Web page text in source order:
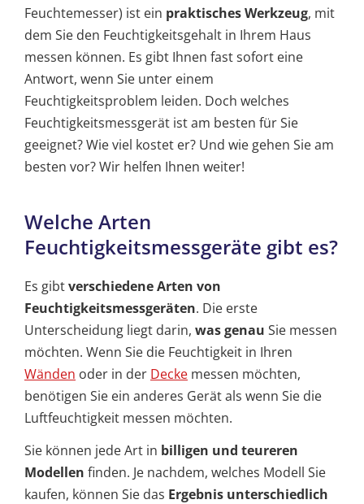
Feuchtemesser) ist ein praktisches Werkzeug, mit
dem Sie den Feuchtigkeitsgehalt in Ihrem Haus
messen können. Es gibt Ihnen fast sofort eine
Antwort, wenn Sie unter einem
Feuchtigkeitsproblem leiden. Doch welches
Feuchtigkeitsmessgerät ist am besten für Sie
geeignet? Wie viel kostet er? Und wie gehen Sie am
besten vor? Wir helfen Ihnen weiter!
Welche Arten
Feuchtigkeitsmessgeräte gibt es?
Es gibtverschiedene Arten von
Feuchtigkeitsmessgeräten. Die erste
Unterscheidung liegt darin, was genau Sie messen
möchten. Wenn Sie die Feuchtigkeit in Ihren
Wänden oder in der Decke messen möchten,
benötigen Sie ein anderes Gerät als wenn Sie die
Luftfeuchtigkeit messen möchten.
Sie können jede Art in billigen und teureren
Modellen finden. Je nachdem, welches Modell Sie
kaufen, können Sie das Ergebnis unterschiedlich